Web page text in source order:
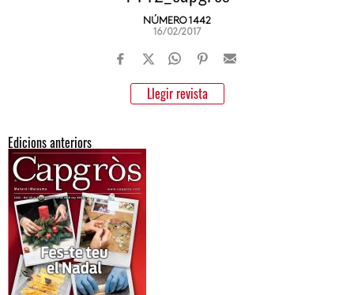
NÚMERO 1442
16/02/2017
Llegir revista
Edicions anteriors